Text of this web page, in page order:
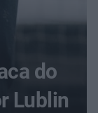
do
Lublin